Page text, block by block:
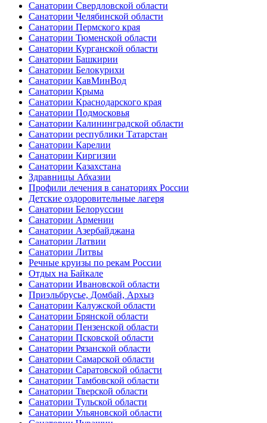
Санатории Свердловской области
Санатории Челябинской области
Санатории Пермского края
Санатории Тюменской области
Санатории Курганской области
Санатории Башкирии
Санатории Белокурихи
Санатории КавМинВод
Санатории Крыма
Санатории Краснодарского края
Санатории Подмосковья
Санатории Калининградской области
Санатории республики Татарстан
Санатории Карелии
Санатории Киргизии
Санатории Казахстана
Здравницы Абхазии
Профили лечения в санаториях России
Детские оздоровительные лагеря
Санатории Белоруссии
Санатории Армении
Санатории Азербайджана
Санатории Латвии
Санатории Литвы
Речные круизы по рекам России
Отдых на Байкале
Санатории Ивановской области
Приэльбрусье, Домбай, Архыз
Санатории Калужской области
Санатории Брянской области
Санатории Пензенской области
Санатории Псковской области
Санатории Рязанской области
Санатории Самарской области
Санатории Саратовской области
Санатории Тамбовской области
Санатории Тверской области
Санатории Тульской области
Санатории Ульяновской области